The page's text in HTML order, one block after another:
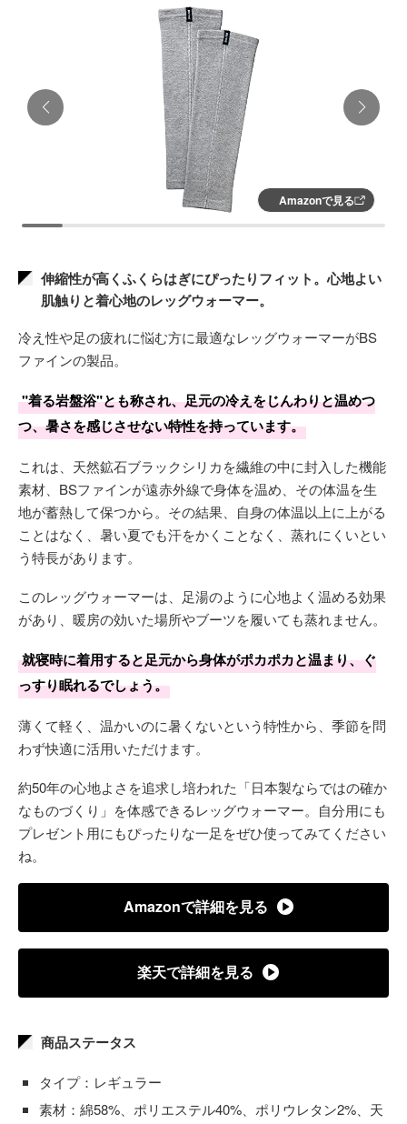
Amazonで見る
伸縮性が高くふくらはぎにぴったりフィット。心地よい
肌触りと着心地のレッグウォーマー。
冷え性や足の疲れに悩む方に最適なレッグウォーマーがBS
ファインの製品。
"着る岩盤浴"とも称され、足元の冷えをじんわりと温めつ
つ、暑さを感じさせない特性を持っています。
これは、天然鉱石ブラックシリカを繊維の中に封入した機能
素材、BSファインが遠赤外線で身体を温め、その体温を生
地が蓄熱して保つから。その結果、自身の体温以上に上がる
ことはなく、暑い夏でも汗をかくことなく、蒸れにくいとい
う特長があります。
このレッグウォーマーは、足湯のように心地よく温める効果
があり、暖房の効いた場所やブーツを履いても蒸れません。
就寝時に着用すると足元から身体がポカポカと温まり、ぐ
っすり眠れるでしょう。
薄くて軽く、温かいのに暑くないという特性から、季節を問
わず快適に活用いただけます。
約50年の心地よさを追求し培われた「日本製ならではの確か
なものづくり」を体感できるレッグウォーマー。自分用にも
プレゼント用にもぴったりな一足をぜひ使ってみてください
ね。
Amazonで詳細を見る
楽天で詳細を見る
商品ステータス
タイプ：レギュラー
素材：綿58%、ポリエステル40%、ポリウレタン2%、天